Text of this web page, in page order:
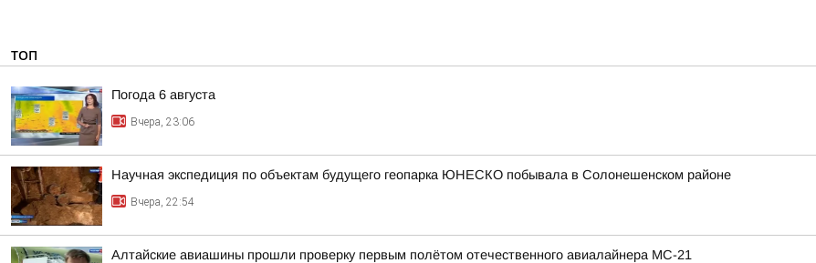
ТОП
Погода 6 августа
Вчера, 23:06
Научная экспедиция по объектам будущего геопарка ЮНЕСКО побывала в Солонешенском районе
Вчера, 22:54
Алтайские авиашины прошли проверку первым полётом отечественного авиалайнера МС-21